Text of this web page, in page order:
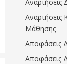
Αναρτήσεις
Αναρτήσεις
Μάθησης
Αποφάσεις
Αποφάσεις